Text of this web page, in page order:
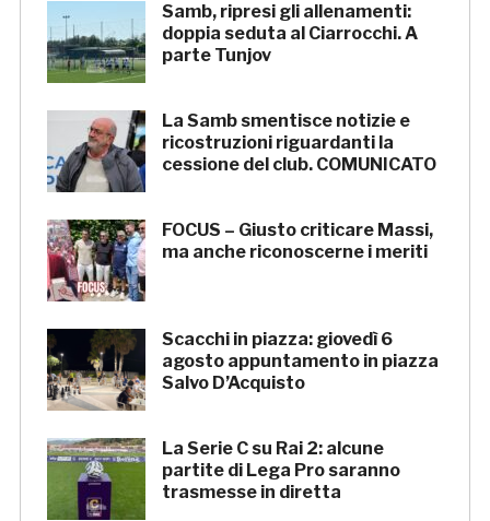
Samb, ripresi gli allenamenti:
doppia seduta al Ciarrocchi. A
parte Tunjov
La Samb smentisce notizie e
ricostruzioni riguardanti la
cessione del club. COMUNICATO
FOCUS – Giusto criticare Massi,
ma anche riconoscerne i meriti
Scacchi in piazza: giovedì 6
agosto appuntamento in piazza
Salvo D’Acquisto
La Serie C su Rai 2: alcune
partite di Lega Pro saranno
trasmesse in diretta